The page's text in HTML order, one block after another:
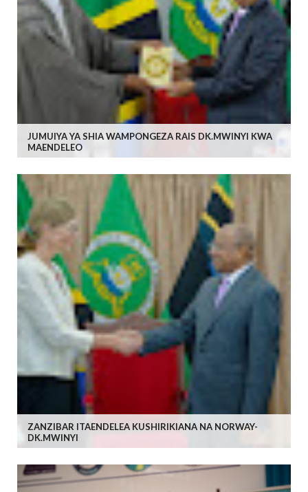
JUMUIYA YA SHIA WAMPONGEZA RAIS DK.MWINYI KWA
MAENDELEO
ZANZIBAR ITAENDELEA KUSHIRIKIANA NA NORWAY-
DK.MWINYI